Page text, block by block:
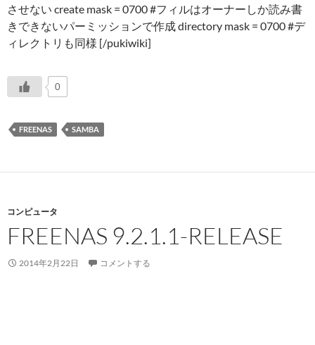
させない create mask = 0700 #フィルはオーナーしか読み書
きできないパーミッションで作成 directory mask = 0700 #デ
ィレクトリも同様 [/pukiwiki]
0
FREENAS SAMBA
コンピュータ
FREENAS 9.2.1.1-RELEASE
2014年2月22日 コメントする